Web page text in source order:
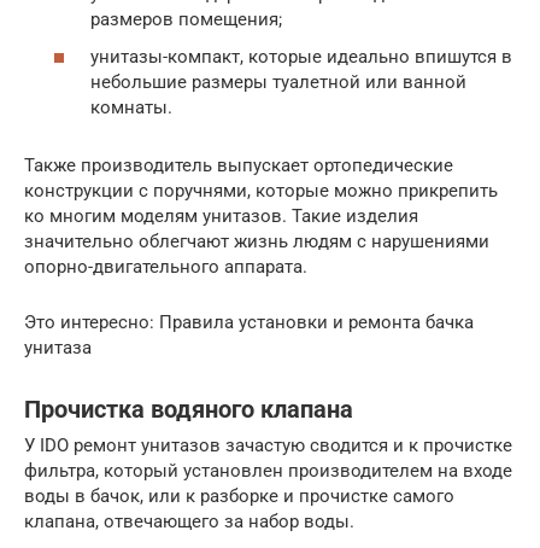
размеров помещения;
унитазы-компакт, которые идеально впишутся в
небольшие размеры туалетной или ванной
комнаты.
Также производитель выпускает ортопедические
конструкции с поручнями, которые можно прикрепить
ко многим моделям унитазов. Такие изделия
значительно облегчают жизнь людям с нарушениями
опорно-двигательного аппарата.
Это интересно: Правила установки и ремонта бачка
унитаза
Прочистка водяного клапана
У IDO ремонт унитазов зачастую сводится и к прочистке
фильтра, который установлен производителем на входе
воды в бачок, или к разборке и прочистке самого
клапана, отвечающего за набор воды.